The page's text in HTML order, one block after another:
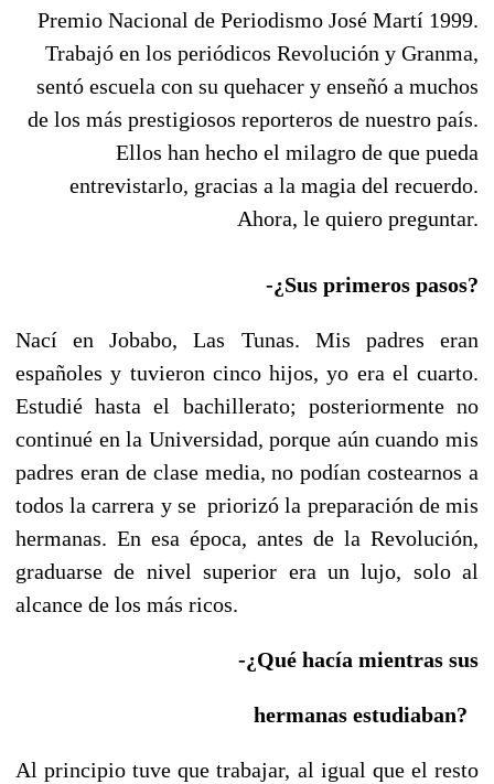
Premio Nacional de Periodismo José Martí 1999.
Trabajó en los periódicos Revolución y Granma,
sentó escuela con su quehacer y enseñó a muchos
de los más prestigiosos reporteros de nuestro país.
Ellos han hecho el milagro de que pueda
entrevistarlo, gracias a la magia del recuerdo.
Ahora, le quiero preguntar.
-¿Sus primeros pasos?
Nací en Jobabo, Las Tunas. Mis padres eran
españoles y tuvieron cinco hijos, yo era el cuarto.
Estudié hasta el bachillerato; posteriormente no
continué en la Universidad, porque aún cuando mis
padres eran de clase media, no podían costearnos a
todos la carrera y se priorizó la preparación de mis
hermanas. En esa época, antes de la Revolución,
graduarse de nivel superior era un lujo, solo al
alcance de los más ricos.
-¿Qué hacía mientras sus
hermanas estudiaban?
Al principio tuve que trabajar, al igual que el resto